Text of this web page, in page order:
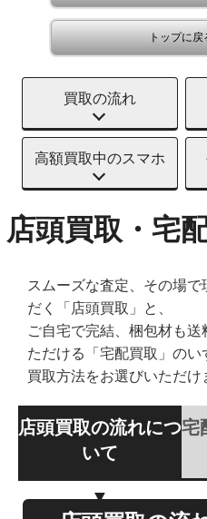
トップに戻
買取の流れ
高額買取中のスマホ
店頭買取・宅
スムーズな査定、その場で
だく「店頭買取」と、
ご自宅で完結、梱包材も
ただける「宅配買取」のい
買取方法をお選びいただけ
店頭買取の流れにつ
いて
宅